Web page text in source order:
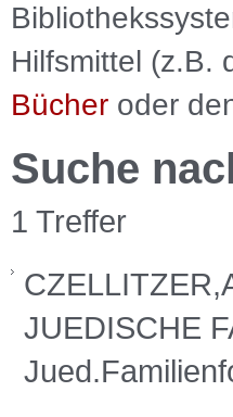
Hilfsmittel (z.B.
Bücher oder
Suche
1 Treffer
JUEDISCHE